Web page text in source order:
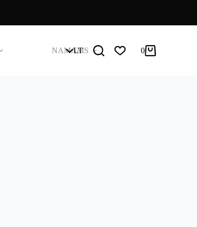
NAMAMS
LT
Pirkinių
0